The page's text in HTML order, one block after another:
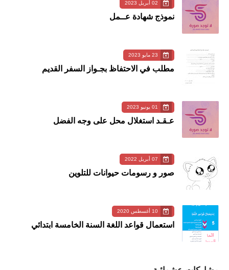
02 أبريل 2023
نموذج شهادة عــمل
23 مايو 2023
مطلب في الاحتفاظ بجـواز السفر القديم
01 يونيو 2023
عـقـد استغلال محل على وجه الفضل
07 أبريل 2022
صور و رسومات حيوانات للتلوين
10 أغسطس 2020
استعمال قواعد اللغة السنة الخامسة ابتدائي